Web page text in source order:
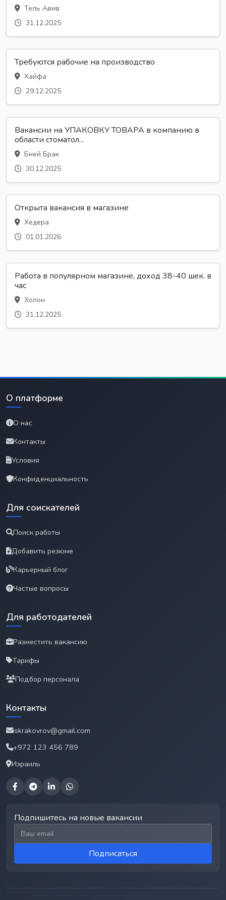
Тель Авив
31.12.2025
Требуются рабочие на производство
Хайфа
29.12.2025
Вакансии на УПАКОВКУ ТОВАРА в компанию в
области стоматол...
Бней Брак
30.12.2025
Открыта вакансия в магазине
Хедера
01.01.2026
Работа в популярном магазине, доход 38-40 шек. в
час
Холон
31.12.2025
О платформе
О нас
Контакты
Условия
Конфиденциальность
Для соискателей
Поиск работы
Добавить резюме
Карьерный блог
Частые вопросы
Для работодателей
Разместить вакансию
Тарифы
Подбор персонала
Контакты
iskrakovrov@gmail.com
+972 123 456 789
Израиль
Подпишитесь на новые вакансии
Email для подписки
Подписаться